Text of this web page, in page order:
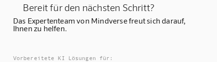
Bereit für den nächsten Schritt?
Das Expertenteam von Mindverse freut sich darauf,
Ihnen zu helfen.
Vorbereitete KI Lösungen für: